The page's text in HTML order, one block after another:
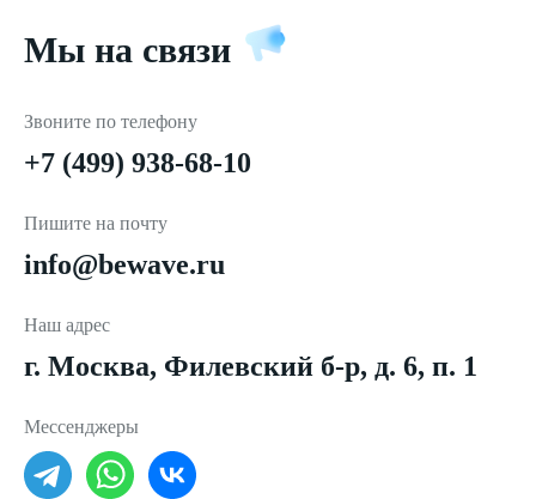
Мы на связи
Звоните по телефону
+7 (499) 938-68-10
Пишите на почту
info@bewave.ru
Наш адрес
г. Москва, Филевский б-р, д. 6, п. 1
Мессенджеры